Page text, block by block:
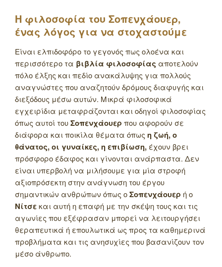
Η φιλοσοφία του Σοπενχάουερ,
ένας λόγος για να στοχαστούμε
Είναι ελπιδοφόρο το γεγονός πως ολοένα και
περισσότερο τα βιβλία φιλοσοφίας αποτελούν
πόλο έλξης και πεδίο ανακάλυψης για πολλούς
αναγνώστες που αναζητούν δρόμους διαφυγής και
διεξόδους μέσω αυτών. Μικρά φιλοσοφικά
εγχειρίδια μεταφράζονται και οδηγοί φιλοσοφίας
όπως αυτοί τουΣοπενχάουερ που αφορούν σε
διάφορα και ποικίλα θέματα όπως η ζωή, ο
θάνατος, οι γυναίκες, η επιβίωση, έχουν βρει
πρόσφορο έδαφος και γίνονται ανάρπαστα. Δεν
είναι υπερβολή να μιλήσουμε για μία στροφή
αξιοπρόσεκτη στην ανάγνωση του έργου
σημαντικών ανθρώπων όπως οΣοπενχάουερ ή ο
Νίτσεκαι αυτή η επαφή με την σκέψη τους και τις
αγωνίες που εξέφρασαν μπορεί να λειτουργήσει
θεραπευτικά ή επουλωτικά ως προς τα καθημερινά
προβλήματα και τις ανησυχίες που βασανίζουν τον
μέσο άνθρωπο.